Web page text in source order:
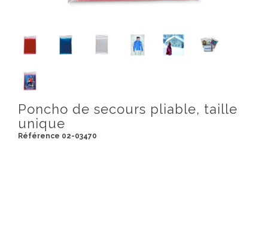
Poncho de secours pliable, taille
unique
Référence 02-03470